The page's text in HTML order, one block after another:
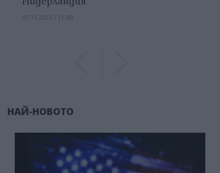
07.11.2023 / 11:00
НАЙ-НОВОТО